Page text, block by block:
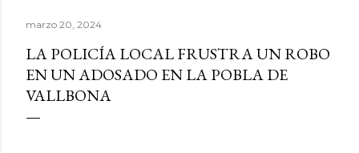
marzo 20, 2024
LA POLICÍA LOCAL FRUSTRA UN ROBO
EN UN ADOSADO EN LA POBLA DE
VALLBONA